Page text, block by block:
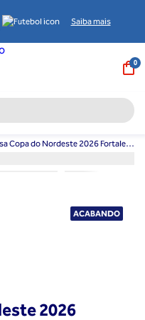
Saiba mais
0
ACABANDO
Camisa Copa do Nordeste 2026 Fortaleza Feminina Volt
2026